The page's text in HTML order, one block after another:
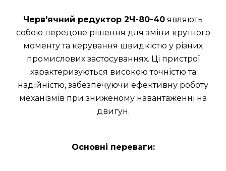
Черв'ячний редуктор 2Ч-80-40 являють
собою передове рішення для зміни крутного
моменту та керування швидкістю у різних
промислових застосуваннях. Ці пристрої
характеризуються високою точністю та
надійністю, забезпечуючи ефективну роботу
механізмів при зниженому навантаженні на
двигун.
Основні переваги: